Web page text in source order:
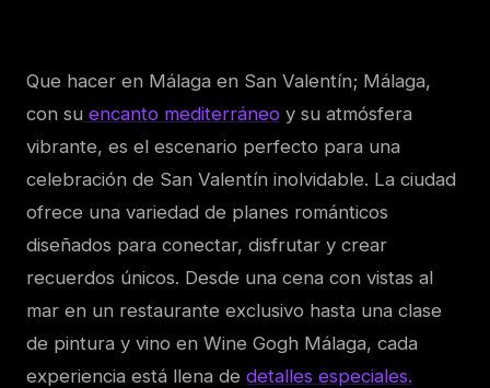
Que hacer en Málaga en San Valentín; Málaga,
con su encanto mediterráneo y su atmósfera
vibrante, es el escenario perfecto para una
celebración de San Valentín inolvidable. La ciudad
ofrece una variedad de planes románticos
diseñados para conectar, disfrutar y crear
recuerdos únicos. Desde una cena con vistas al
mar en un restaurante exclusivo hasta una clase
de pintura y vino en Wine Gogh Málaga, cada
experiencia está llena de detalles especiales.